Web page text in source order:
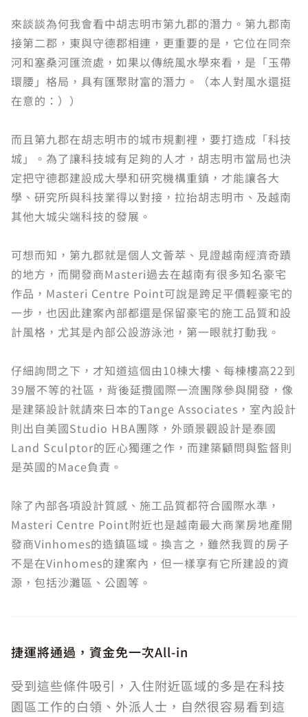
來談談為何我會看中胡志明市第九郡的潛力。第九郡南
接第二郡，東與守德郡相連，更重要的是，它位在同奈
河和塞桑河匯流處，如果以傳統風水學來看，是「玉帶
環腰」格局，具有匯聚財富的潛力。（本人對風水還挺
在意的：））
而且第九郡在胡志明市的城市規劃裡，要打造成「科技
城」。為了讓科技城有足夠的人才，胡志明市當局也決
定把守德郡建設成大學和研究機構重鎮，才能讓各大
學、研究所與科技業得以對接，拉抬胡志明市、及越南
其他大城尖端科技的發展。
可想而知，第九郡就是個人文薈萃、見證越南經濟奇蹟
的地方，而開發商Masteri過去在越南有很多知名豪宅
作品，Masteri Centre Point可說是跨足平價輕豪宅的
一步，也因此建案內部都還是保留豪宅的施工品質和設
計風格，尤其是內部公設游泳池，第一眼就打動我。
仔細詢問之下，才知道這個由10棟大樓、每棟樓高22到
39層不等的社區，背後延攬國際一流團隊參與開發，像
是建築設計就請來日本的Tange Associates，室內設計
則出自美國Studio HBA團隊，外頭景觀設計是泰國
Land Sculptor的匠心獨運之作，而建築顧問與監督則
是英國的Mace負責。
除了內部各項設計質感、施工品質都符合國際水準，
Masteri Centre Point附近也是越南最大商業房地產開
發商Vinhomes的造鎮區域。換言之，雖然我買的房子
不是在Vinhomes的建案內，但一樣享有它所建設的資
源，包括沙灘區、公園等。
捷運將通過，資金免一次All-in
受到這些條件吸引，入住附近區域的多是在科技
園區工作的白領、外派人士，自然很容易看到這